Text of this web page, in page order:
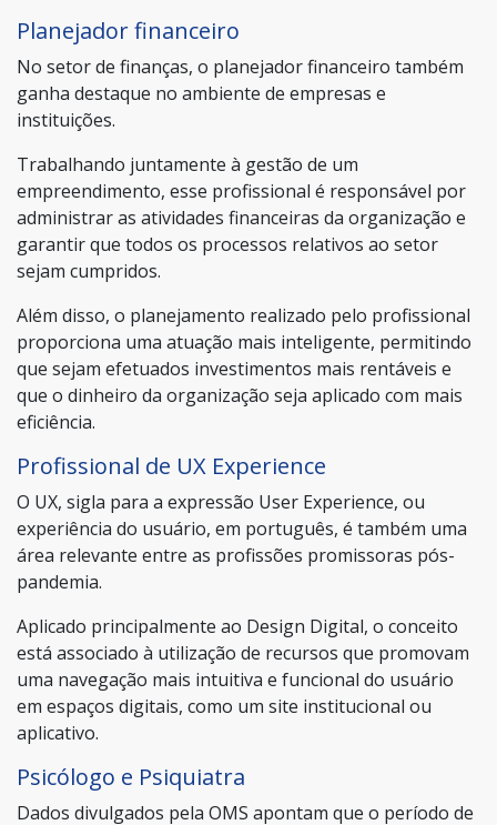
Planejador financeiro
No setor de finanças, o planejador financeiro também
ganha destaque no ambiente de empresas e
instituições.
Trabalhando juntamente à gestão de um
empreendimento, esse profissional é responsável por
administrar as atividades financeiras da organização e
garantir que todos os processos relativos ao setor
sejam cumpridos.
Além disso, o planejamento realizado pelo profissional
proporciona uma atuação mais inteligente, permitindo
que sejam efetuados investimentos mais rentáveis e
que o dinheiro da organização seja aplicado com mais
eficiência.
Profissional de UX Experience
O UX, sigla para a expressão User Experience, ou
experiência do usuário, em português, é também uma
área relevante entre as profissões promissoras pós-
pandemia.
Aplicado principalmente ao Design Digital, o conceito
está associado à utilização de recursos que promovam
uma navegação mais intuitiva e funcional do usuário
em espaços digitais, como um site institucional ou
aplicativo.
Psicólogo e Psiquiatra
Dados divulgados pela OMS apontam que o período de